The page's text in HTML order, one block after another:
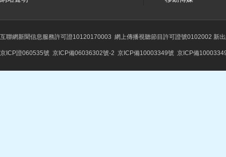
互聯網新聞信息服務許可證10120170003 網上傳播視聽節目許可證號0102002 新
京ICP證060535號 京ICP備06036302號-2 京ICP備10003349號 京ICP備